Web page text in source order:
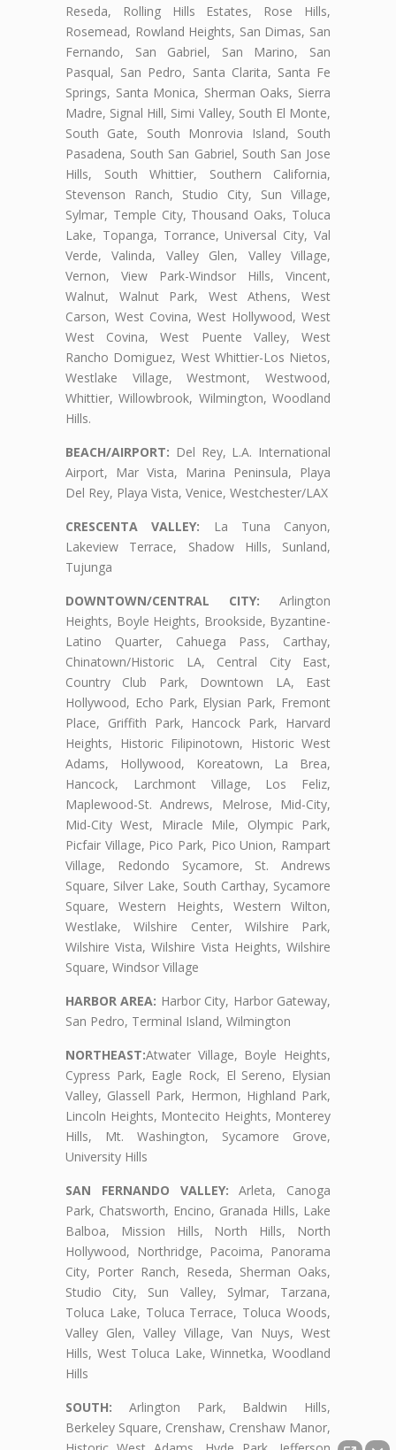
Reseda, Rolling Hills Estates, Rose Hills,
Rosemead, Rowland Heights, San Dimas, San
Fernando, San Gabriel, San Marino, San
Pasqual, San Pedro, Santa Clarita, Santa Fe
Springs, Santa Monica, Sherman Oaks, Sierra
Madre, Signal Hill, Simi Valley, South El Monte,
South Gate, South Monrovia Island, South
Pasadena, South San Gabriel, South San Jose
Hills, South Whittier, Southern California,
Stevenson Ranch, Studio City, Sun Village,
Sylmar, Temple City, Thousand Oaks, Toluca
Lake, Topanga, Torrance, Universal City, Val
Verde, Valinda, Valley Glen, Valley Village,
Vernon, View Park-Windsor Hills, Vincent,
Walnut, Walnut Park, West Athens, West
Carson, West Covina, West Hollywood, West
West Covina, West Puente Valley, West
Rancho Domiguez, West Whittier-Los Nietos,
Westlake Village, Westmont, Westwood,
Whittier, Willowbrook, Wilmington, Woodland
Hills.
BEACH/AIRPORT: Del Rey, L.A. International
Airport, Mar Vista, Marina Peninsula, Playa
Del Rey, Playa Vista, Venice, Westchester/LAX
CRESCENTA VALLEY: La Tuna Canyon,
Lakeview Terrace, Shadow Hills, Sunland,
Tujunga
DOWNTOWN/CENTRAL CITY: Arlington
Heights, Boyle Heights, Brookside, Byzantine-
Latino Quarter, Cahuega Pass, Carthay,
Chinatown/Historic LA, Central City East,
Country Club Park, Downtown LA, East
Hollywood, Echo Park, Elysian Park, Fremont
Place, Griffith Park, Hancock Park, Harvard
Heights, Historic Filipinotown, Historic West
Adams, Hollywood, Koreatown, La Brea,
Hancock, Larchmont Village, Los Feliz,
Maplewood-St. Andrews, Melrose, Mid-City,
Mid-City West, Miracle Mile, Olympic Park,
Picfair Village, Pico Park, Pico Union, Rampart
Village, Redondo Sycamore, St. Andrews
Square, Silver Lake, South Carthay, Sycamore
Square, Western Heights, Western Wilton,
Westlake, Wilshire Center, Wilshire Park,
Wilshire Vista, Wilshire Vista Heights, Wilshire
Square, Windsor Village
HARBOR AREA: Harbor City, Harbor Gateway,
San Pedro, Terminal Island, Wilmington
NORTHEAST:Atwater Village, Boyle Heights,
Cypress Park, Eagle Rock, El Sereno, Elysian
Valley, Glassell Park, Hermon, Highland Park,
Lincoln Heights, Montecito Heights, Monterey
Hills, Mt. Washington, Sycamore Grove,
University Hills
SAN FERNANDO VALLEY: Arleta, Canoga
Park, Chatsworth, Encino, Granada Hills, Lake
Balboa, Mission Hills, North Hills, North
Hollywood, Northridge, Pacoima, Panorama
City, Porter Ranch, Reseda, Sherman Oaks,
Studio City, Sun Valley, Sylmar, Tarzana,
Toluca Lake, Toluca Terrace, Toluca Woods,
Valley Glen, Valley Village, Van Nuys, West
Hills, West Toluca Lake, Winnetka, Woodland
Hills
SOUTH: Arlington Park, Baldwin Hills,
Berkeley Square, Crenshaw, Crenshaw Manor,